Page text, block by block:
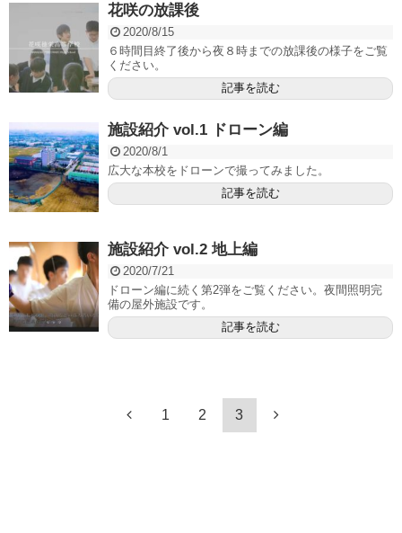
花咲の放課後
2020/8/15
６時間目終了後から夜８時までの放課後の様子をご覧
ください。
記事を読む
施設紹介 vol.1 ドローン編
2020/8/1
広大な本校をドローンで撮ってみました。
記事を読む
施設紹介 vol.2 地上編
2020/7/21
ドローン編に続く第2弾をご覧ください。夜間照明完
備の屋外施設です。
記事を読む
1 2 3